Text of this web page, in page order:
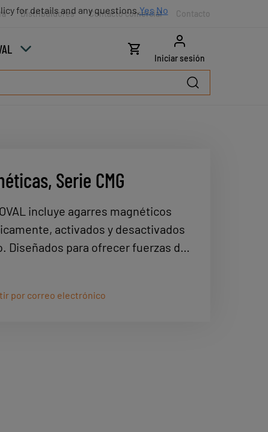
Distribuidores Contacto comercial Contacto
Iniciar sesión
Serie CMG
incluye agarres magnéticos
activados y desactivados
Diseñados para ofrecer fuerzas de
estos agarres son ideales para
con agujeros y cortes.
por correo electrónico
for details and any questions.YesNo